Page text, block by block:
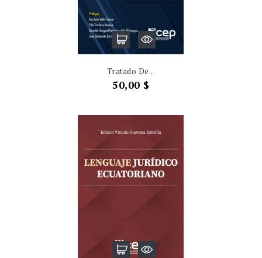
Tratado De...
Precio
50,00 $